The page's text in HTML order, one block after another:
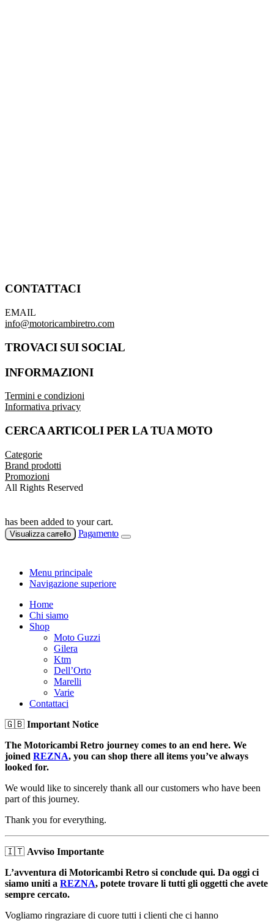
CONTATTACI
EMAIL
info@motoricambiretro.com
TROVACI SUI SOCIAL
INFORMAZIONI
Termini e condizioni
Informativa privacy
CERCA ARTICOLI PER LA TUA MOTO
Categorie
Brand prodotti
Promozioni
All Rights Reserved
has been added to your cart.
Visualizza carrello Pagamento
Menu principale
Navigazione superiore
Home
Chi siamo
Shop
Moto Guzzi
Gilera
Ktm
Dell’Orto
Marelli
Varie
Contattaci
🇬🇧 Important Notice
The Motoricambi Retro journey comes to an end here. We
joined REZNA, you can shop there all items you’ve always
looked for.
We would like to sincerely thank all our customers who have been
part of this journey.
Thank you for everything.
🇮🇹 Avviso Importante
L’avventura di Motoricambi Retro si conclude qui. Da oggi ci
siamo uniti a REZNA, potete trovare li tutti gli oggetti che avete
sempre cercato.
Vogliamo ringraziare di cuore tutti i clienti che ci hanno